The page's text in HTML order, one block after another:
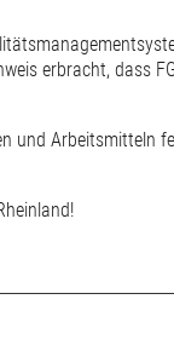
erbracht, dass
und Arbeitsmitteln